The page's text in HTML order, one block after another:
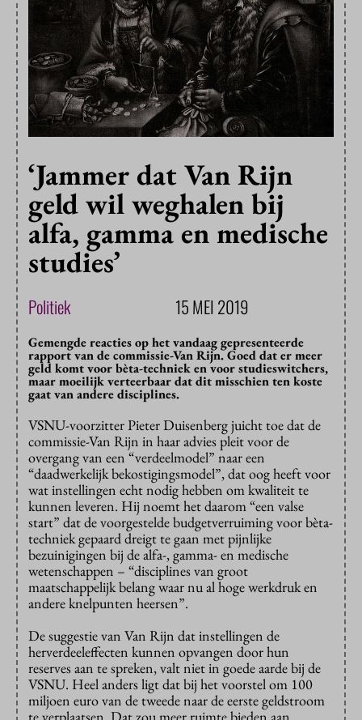
‘Jammer dat Van Rijn
geld wil weghalen bij
alfa, gamma en medische
studies’
Politiek 15 MEI 2019
Gemengde reacties op het vandaag gepresenteerde
rapport van de commissie-Van Rijn. Goed dat er meer
geld komt voor bèta-techniek en voor studieswitchers,
maar moeilijk verteerbaar dat dit misschien ten koste
gaat van andere disciplines.
VSNU-voorzitter Pieter Duisenberg juicht toe dat de
commissie-Van Rijn in haar advies pleit voor de
overgang van een “verdeelmodel” naar een
“daadwerkelijk bekostigingsmodel”, dat oog heeft voor
wat instellingen echt nodig hebben om kwaliteit te
kunnen leveren. Hij noemt het daarom “een valse
start” dat de voorgestelde budgetverruiming voor bèta-
techniek gepaard dreigt te gaan met pijnlijke
bezuinigingen bij de alfa-, gamma- en medische
wetenschappen – “disciplines van groot
maatschappelijk belang waar nu al hoge werkdruk en
andere knelpunten heersen”.
De suggestie van Van Rijn dat instellingen de
herverdeeleffecten kunnen opvangen door hun
reserves aan te spreken, valt niet in goede aarde bij de
VSNU. Heel anders ligt dat bij het voorstel om 100
miljoen euro van de tweede naar de eerste geldstroom